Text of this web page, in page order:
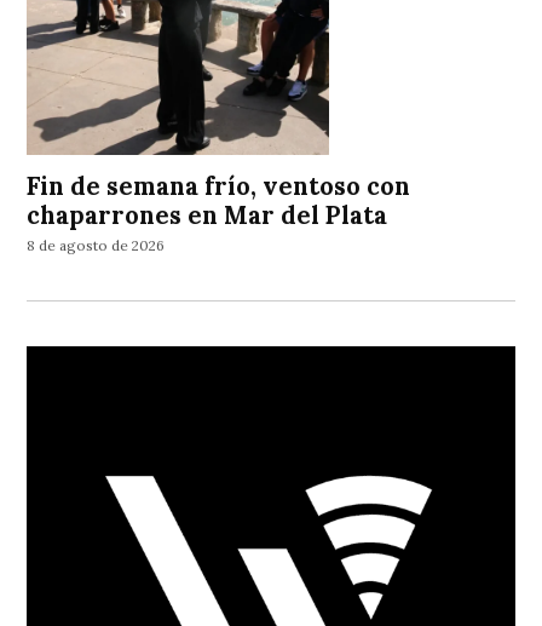
Fin de semana frío, ventoso con
chaparrones en Mar del Plata
8 de agosto de 2026